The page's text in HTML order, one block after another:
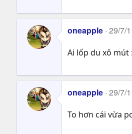
oneapple 29/7/
Ai lốp du xô mút
oneapple 29/7/
To hơn cái vừa